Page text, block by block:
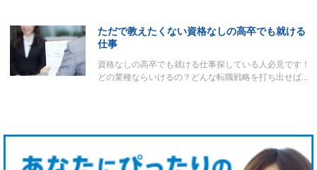
ただで教えたくない資格なしの高卒でも就ける
仕事
資格なしの高卒でも就ける仕事探している人必見です！
どの業種ならいけるの？どんな転職戦略を打ち出せば…